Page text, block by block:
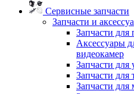
Сервисные запчасти
Запчасти и
Запчасти для
Аксессуары
видеокамер
Запчасти для
Запчасти для
Запчасти